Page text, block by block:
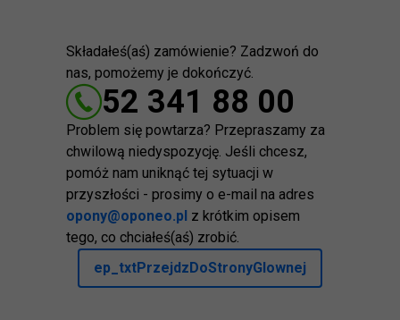
Składałeś(aś) zamówienie? Zadzwoń do
nas, pomożemy je dokończyć.
52 341 88 00
Problem się powtarza? Przepraszamy za
chwilową niedyspozycję. Jeśli chcesz,
pomóż nam uniknąć tej sytuacji w
przyszłości - prosimy o e-mail na adres
opony@oponeo.pl z krótkim opisem
tego, co chciałeś(aś) zrobić.
ep_txtPrzejdzDoStronyGlownej